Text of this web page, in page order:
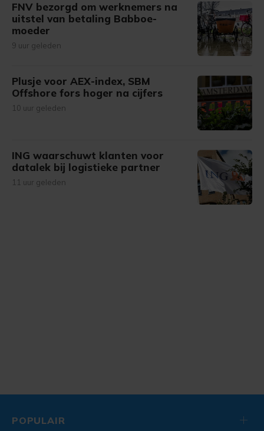
FNV bezorgd om werknemers na
uitstel van betaling Babboe-
moeder
9 uur geleden
Plusje voor AEX-index, SBM
Offshore fors hoger na cijfers
10 uur geleden
ING waarschuwt klanten voor
datalek bij logistieke partner
11 uur geleden
POPULAIR